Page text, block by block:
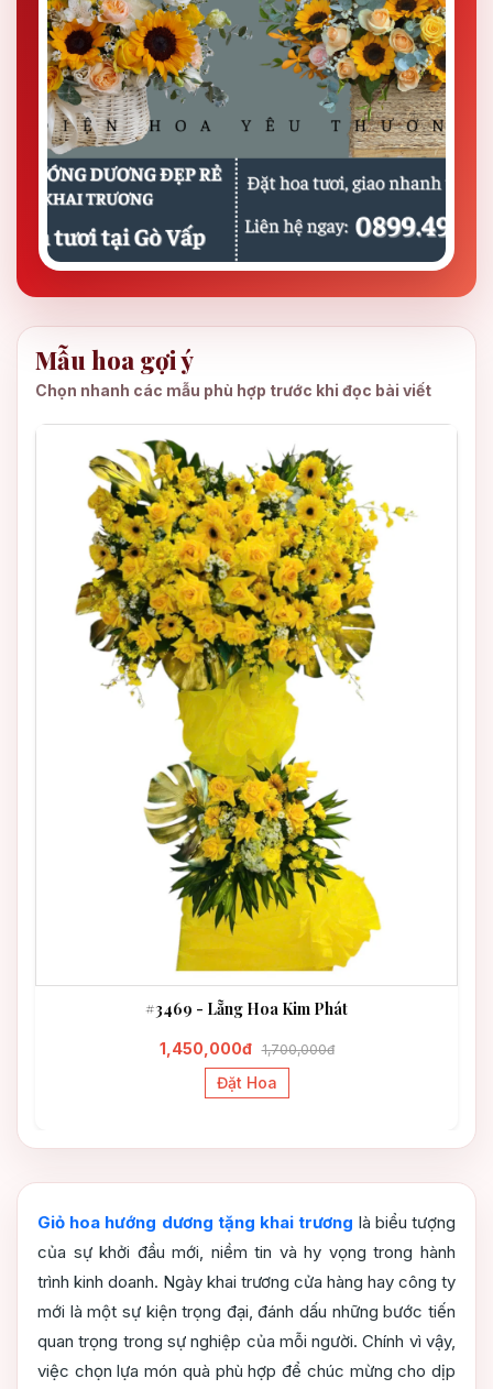
Mẫu hoa gợi ý
Chọn nhanh các mẫu phù hợp trước khi đọc bài viết
#3469 - Lẵng Hoa Kim Phát
1,450,000đ 1,700,000đ
Đặt Hoa
Giỏ hoa hướng dương tặng khai trương là biểu tượng
của sự khởi đầu mới, niềm tin và hy vọng trong hành
trình kinh doanh. Ngày khai trương cửa hàng hay công ty
mới là một sự kiện trọng đại, đánh dấu những bước tiến
quan trọng trong sự nghiệp của mỗi người. Chính vì vậy,
việc chọn lựa món quà phù hợp để chúc mừng cho dịp